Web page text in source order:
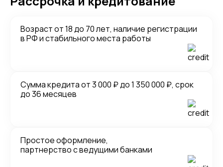
Возраст от 18 до 70 лет, наличие регистрации
в РФ и стабильного места работы
Сумма кредита от 3 000 ₽ до 1 350 000 ₽, срок
до 36 месяцев
Простое оформление,
партнерство с ведущими банками